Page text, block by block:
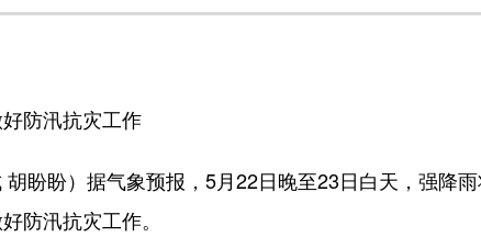
防汛抗灾工作
盼）据气象预报，5月22日晚至23日白天，强降
防汛抗灾工作。